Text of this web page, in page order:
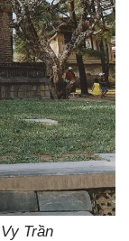
Trần